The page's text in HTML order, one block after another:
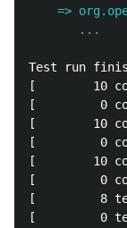
    =>
Test run
[        10
[         0
[        10
[         0
[        10
[         0
[         8
[         0